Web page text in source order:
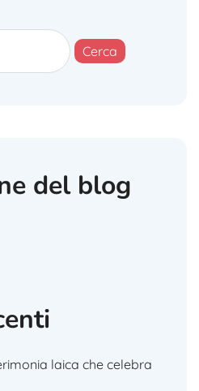
Cerca
del blog
laica che celebra